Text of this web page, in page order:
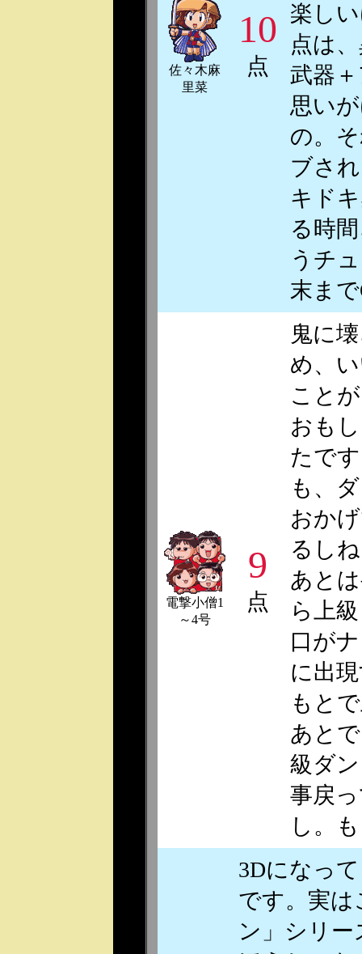
佐々木麻
里菜
10
点
楽し
点は
武器
思い
の。
ブさ
キド
る時
うチ
末ま
電撃小僧1
～4号
9
点
鬼に
め、
こと
おも
たで
も、
おか
るし
あと
ら上
口が
に出
もと
あと
級ダ
事戻
し。
3Dになっ
です。実は
ン」シリ